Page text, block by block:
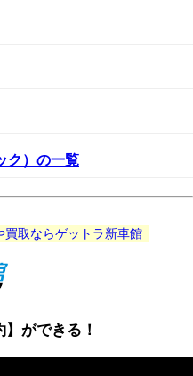
ク）の一覧
買取ならゲットラ新車館
ができる！